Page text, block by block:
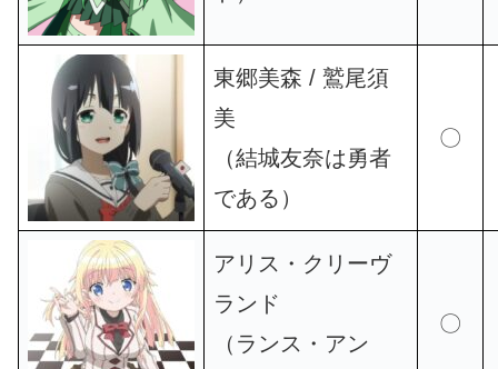
東郷美森 / 鷲尾須
美
（結城友奈は勇者
である）
〇
アリス・クリーヴ
ランド
（ランス・アン
〇